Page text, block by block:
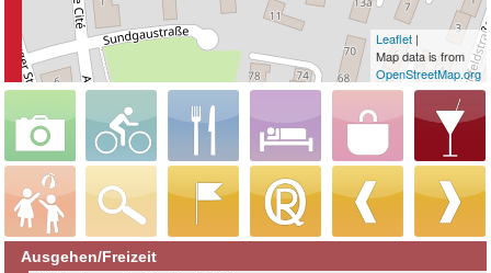
Leaflet|
Map data is from
OpenStreetMap.org
Ausgehen/Freizeit